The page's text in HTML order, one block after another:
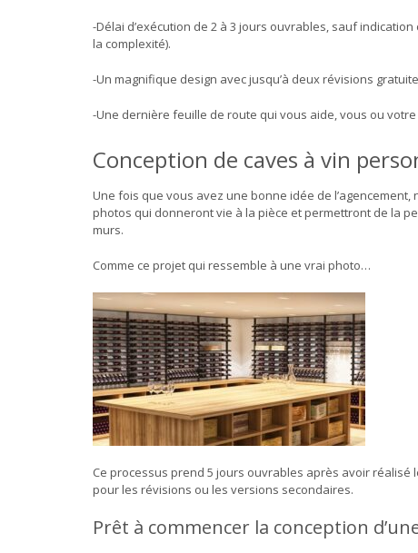
-Délai d’exécution de 2 à 3 jours ouvrables, sauf
la complexité).
-Un magnifique design avec jusqu’à deux révisions
-Une dernière feuille de route qui vous aide, vous ou
Conception de caves à vin
Une fois que vous avez une bonne idée de
photos qui donneront vie à la pièce et permettront de la
murs.
Comme ce projet qui ressemble à une vrai photo…
Ce processus prend 5 jours ouvrables après avoir réalisé
pour les révisions ou les versions secondaires.
Prêt à commencer la conception